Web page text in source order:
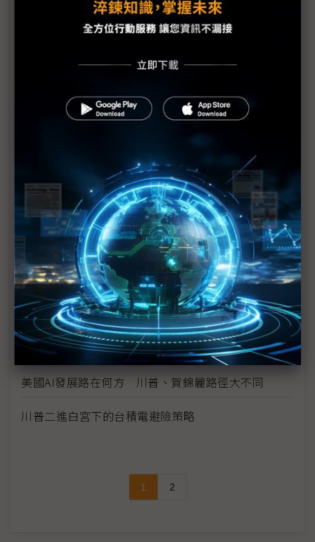
AI伺服器供不應求 廣達楊麒令：將持續在美擴產
因應市場變化布局全球 研華強化北美在地服務
All In川普成大贏家 Elon Musk對美國科技政策影響
川普勝選Musk大功臣 拜登晶片法成課題
美大政府管太寬遭拒 川普生意人更擅於談判
川普再度入主白宮 能延續晶片法、共和黨友台路
線？
創見董座看川普當選 無傷台灣競爭力
美國AI發展路在何方 川普、賀錦麗路徑大不同
川普二進白宮下的台積電避險策略
1 2